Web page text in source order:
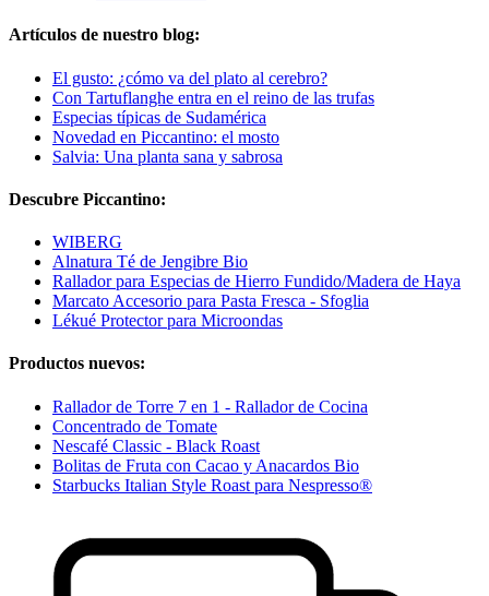
Artículos de nuestro blog:
El gusto: ¿cómo va del plato al cerebro?
Con Tartuflanghe entra en el reino de las trufas
Especias típicas de Sudamérica
Novedad en Piccantino: el mosto
Salvia: Una planta sana y sabrosa
Descubre Piccantino:
WIBERG
Alnatura Té de Jengibre Bio
Rallador para Especias de Hierro Fundido/Madera de Haya
Marcato Accesorio para Pasta Fresca - Sfoglia
Lékué Protector para Microondas
Productos nuevos:
Rallador de Torre 7 en 1 - Rallador de Cocina
Concentrado de Tomate
Nescafé Classic - Black Roast
Bolitas de Fruta con Cacao y Anacardos Bio
Starbucks Italian Style Roast para Nespresso®